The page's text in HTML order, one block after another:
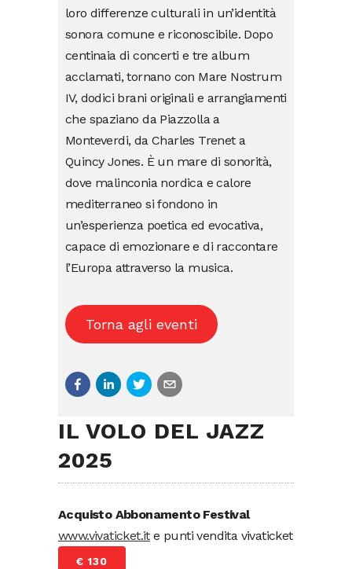
loro differenze culturali in un’identità
sonora comune e riconoscibile. Dopo
centinaia di concerti e tre album
acclamati, tornano con Mare Nostrum
IV, dodici brani originali e arrangiamenti
che spaziano da Piazzolla a
Monteverdi, da Charles Trenet a
Quincy Jones. È un mare di sonorità,
dove malinconia nordica e calore
mediterraneo si fondono in
un’esperienza poetica ed evocativa,
capace di emozionare e di raccontare
l’Europa attraverso la musica.
Torna agli eventi
IL VOLO DEL JAZZ
2025
Acquisto Abbonamento Festival
www.vivaticket.ite punti vendita vivaticket
€ 130